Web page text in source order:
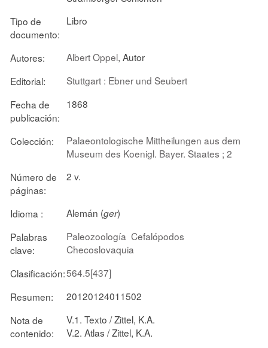
Tipo de
documento:
Libro
Autores: Albert Oppel, Autor
Editorial:
Stuttgart : Ebner und Seubert
Fecha de
publicación:
1868
Colección:
Palaeontologische Mittheilungen aus dem
Museum des Koenigl. Bayer. Staates ; 2
Número de
páginas:
2 v.
Idioma : Alemán (ger)
Palabras
clave:
Paleozoología Cefalópodos
Checoslovaquia
Clasificación:564.5[437]
Resumen:
20120124011502
Nota de
contenido:
V.1. Texto / Zittel, K.A.
V.2. Atlas / Zittel, K.A.